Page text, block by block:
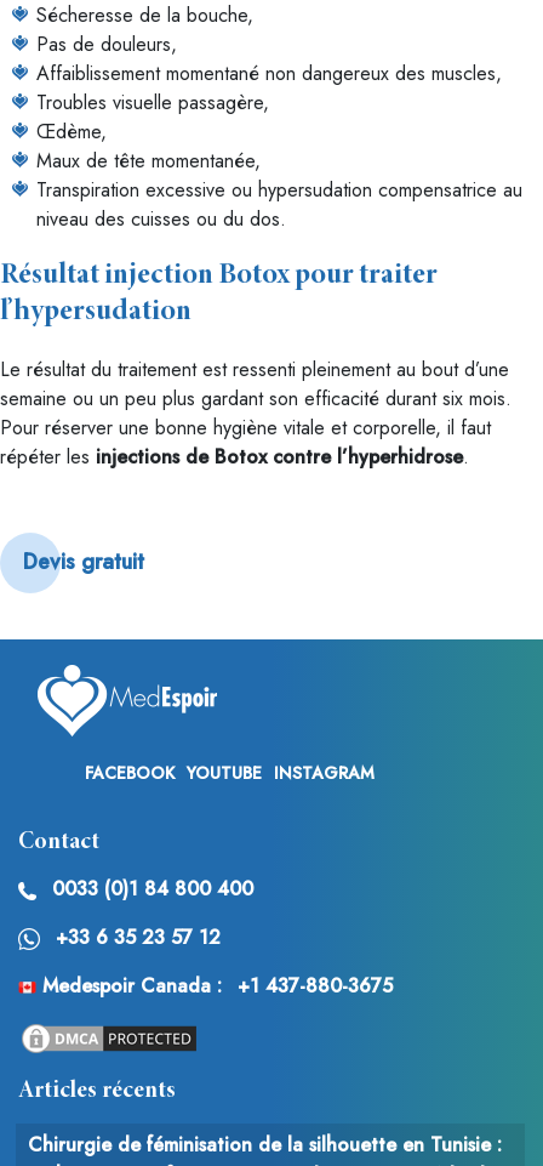
Sécheresse de la bouche,
Pas de douleurs,
Affaiblissement momentané non dangereux des muscles,
Troubles visuelle passagère,
Œdème,
Maux de tête momentanée,
Transpiration excessive ou hypersudation compensatrice au
niveau des cuisses ou du dos.
Résultat injection Botox pour traiter
l’hypersudation
Le résultat du traitement est ressenti pleinement au bout d’une
semaine ou un peu plus gardant son efficacité durant six mois.
Pour réserver une bonne hygiène vitale et corporelle, il faut
répéter les injections de Botox contre l’hyperhidrose.
Devis gratuit
FACEBOOK YOUTUBE INSTAGRAM
Contact
0033 (0)1 84 800 400
+33 6 35 23 57 12
Medespoir Canada :
+1 437-880-3675
Articles récents
Chirurgie de féminisation de la silhouette en Tunisie :